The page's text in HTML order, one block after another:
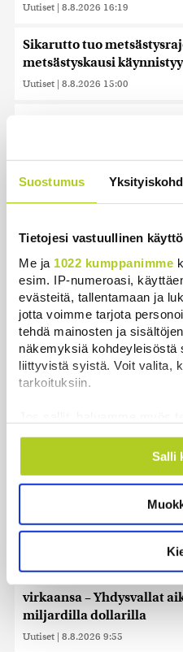
Suostumus
Tietojesi vastuullinen käyttö
Me ja 1022 kumppanimme
esim. IP-numeroasi,
evästeitä, tallentamaan ja
jotta voimme tarjota
tehdä mainosten ja
näkemyksiä kohdeyleisöstä
liittyvistä syistä. Voit valita,
tarkoituksiin.
Kerätä tietoja
mahdollisesti
ominaispiirteitä
Lue lisää siitä, miten
suostumustasi tai peruuttaa
evästeilmoituksessa.
Käytämme evästeitä
räätälöimiseen, sosiaalisen
tukemiseen ja
Salli
Uutiset | 8.8.2026 16:19
Sikarutto tuo
metsästyskausi
Uutiset | 8.8.2026 15:00
Uutiset | 8.8.2026 14:40
Ursa on myynyt
auringonpimennyksen
Uutiset | 8.8.2026 11:31
Suomessa näkyy
auringonpimennys
Uutiset 8.8.2026 11:30
Haaparantaan, mutta
”Se tuntuu
auringonpimennys
uutta tutkijoille
virkaansa – Yhdysvallat
miljardilla dollarilla
Uutiset | 8.8.2026 9:55